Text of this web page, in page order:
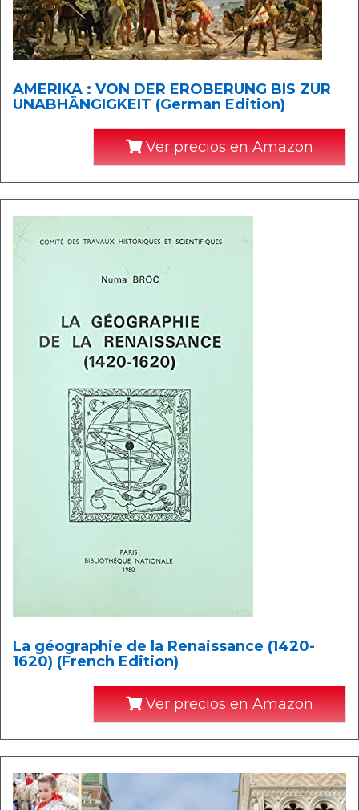
AMERIKA : VON DER EROBERUNG BIS ZUR
UNABHÄNGIGKEIT (German Edition)
Ver precios en Amazon
La géographie de la Renaissance (1420-
1620) (French Edition)
Ver precios en Amazon